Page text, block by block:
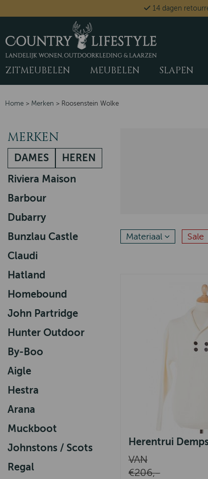
14 dagen
ZITMEUBELEN MEUBELEN SLAPEN
Home > Merken > Roosenstein Wolke
MERKEN
DAMES
HEREN
Riviera Maison
Barbour
Dubarry
Bunzlau Castle
Claudi
Hatland
Homebound
John Partridge
Hunter Outdoor
By-Boo
Aigle
Hestra
Arana
Muckboot
Johnstons / Scots
Regal
Materiaal Sale
Herentrui
VAN
€206,-